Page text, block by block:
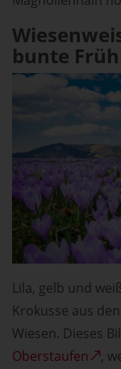
bunte
Lila, gelb und
Krokusse aus
Wiesen. Dieses
Oberstaufen
,